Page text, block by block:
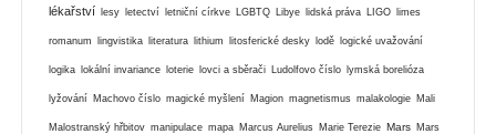
lékařství lesy letectví letniční církve LGBTQ Libye lidská práva LIGO limes
romanum lingvistika literatura lithium litosferické desky lodě logické uvažování
logika lokální invariance loterie lovci a sběrači Ludolfovo číslo lymská borelióza
lyžování Machovo číslo magické myšlení Magion magnetismus malakologie Mali
Malostranský hřbitov manipulace mapa Marcus Aurelius Marie Terezie Mars Mars